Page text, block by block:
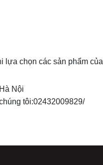
lựa chọn các sản phẩm của
Nội
tôi:02432009829/